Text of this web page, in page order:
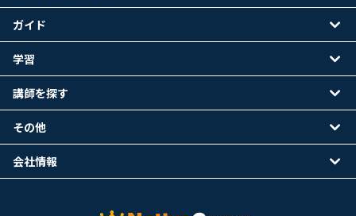
ガイド
学習
講師を探す
その他
会社情報